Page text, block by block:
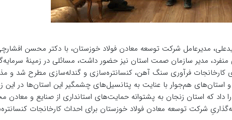
مدیرعامل شرکت توسعه معادن فولاد خوزستان، با دکتر محسن
مدیر سازمان صمت استان نیز حضور داشت، مسائلی در زمینۀ
کارخانجات فرآوری سنگ آهن، کنسانتره‌سازی و گندله‌سازی مطرح شد و
استان‌های هم‌جوار با عنایت به پتانسیل‌های چشمگیر این استان‌ها در
داد که استان زنجان به پشتوانه حمایت‌های‌ استانداری از صنایع و
شرکت توسعه معادن فولاد خوزستان برای احداث کارخانجات